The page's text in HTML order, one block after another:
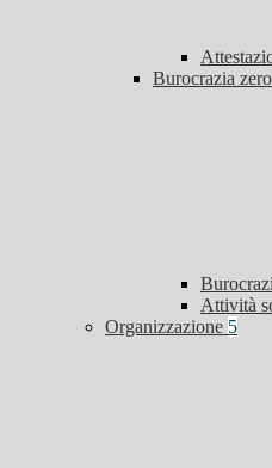
Burocrazia zero
Attività
Organizzazione 5